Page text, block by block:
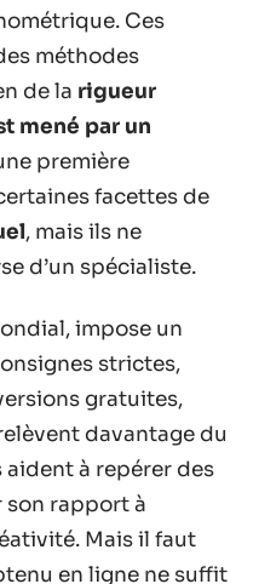
Ces
méthodes
de la rigueur
mené par un
première
facettes de
, mais ils ne
d’un spécialiste.
impose un
strictes,
gratuites,
davantage du
aident à repérer des
son rapport à
Mais il faut
en ligne ne suffit